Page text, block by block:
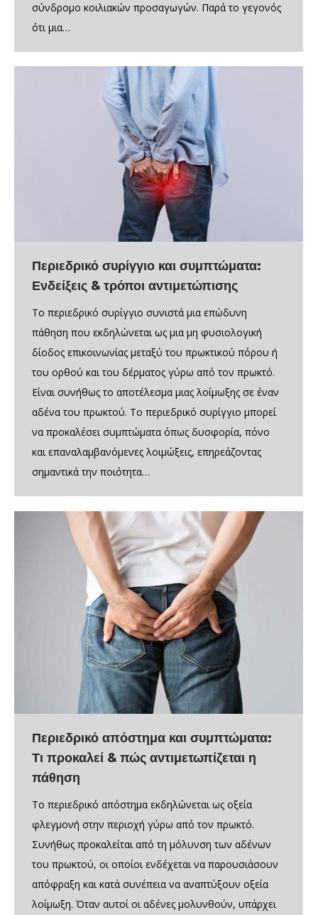
σύνδρομο κοιλιακών προσαγωγών. Παρά το γεγονός
ότι μια…
Περιεδρικό συρίγγιο και συμπτώματα:
Ενδείξεις & τρόποι αντιμετώπισης
Το περιεδρικό συρίγγιο συνιστά μια επώδυνη
πάθηση που εκδηλώνεται ως μια μη φυσιολογική
δίοδος επικοινωνίας μεταξύ του πρωκτικού πόρου ή
του ορθού και του δέρματος γύρω από τον πρωκτό.
Είναι συνήθως το αποτέλεσμα μιας λοίμωξης σε έναν
αδένα του πρωκτού. Το περιεδρικό συρίγγιο μπορεί
να προκαλέσει συμπτώματα όπως δυσφορία, πόνο
και επαναλαμβανόμενες λοιμώξεις, επηρεάζοντας
σημαντικά την ποιότητα…
Περιεδρικό απόστημα και συμπτώματα:
Τι προκαλεί & πώς αντιμετωπίζεται η
πάθηση
Το περιεδρικό απόστημα εκδηλώνεται ως οξεία
φλεγμονή στην περιοχή γύρω από τον πρωκτό.
Συνήθως προκαλείται από τη μόλυνση των αδένων
του πρωκτού, οι οποίοι ενδέχεται να παρουσιάσουν
απόφραξη και κατά συνέπεια να αναπτύξουν οξεία
λοίμωξη. Όταν αυτοί οι αδένες μολυνθούν, υπάρχει